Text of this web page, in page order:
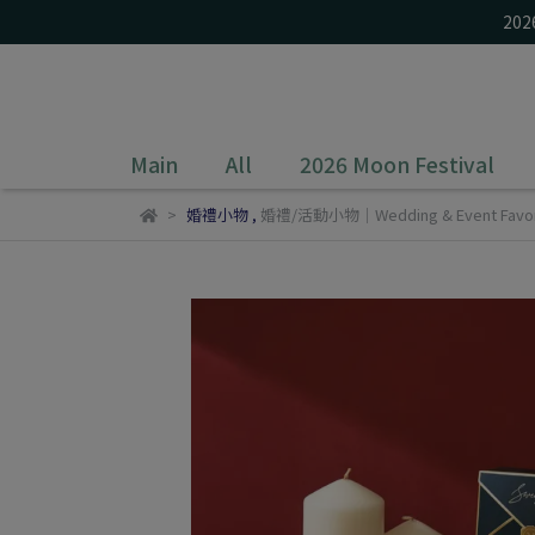
Main All 2026 Moon Festival
婚禮小物, 婚禮/活動小物｜Wedding & Event